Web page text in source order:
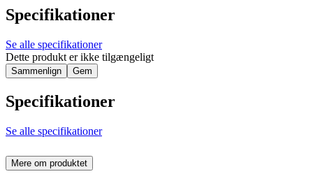
Specifikationer
Se alle specifikationer
Dette produkt er ikke tilgængeligt
Sammenlign Gem
Specifikationer
Se alle specifikationer
Mere om produktet